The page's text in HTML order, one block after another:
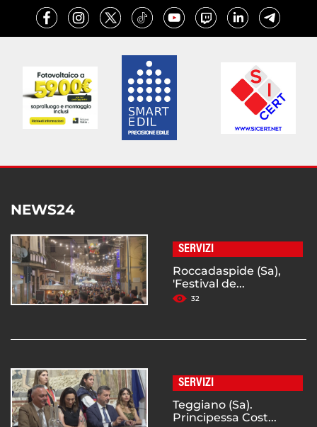
NEWS24
SERVIZI
Roccadaspide (Sa),
'Festival de...
32
SERVIZI
Teggiano (Sa).
Principessa Cost...